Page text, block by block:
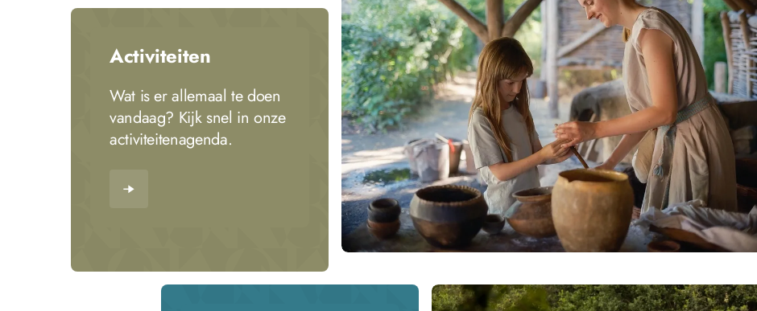
Activiteiten
Wat is er allemaal te doen
vandaag? Kijk snel in onze
activiteitenagenda.